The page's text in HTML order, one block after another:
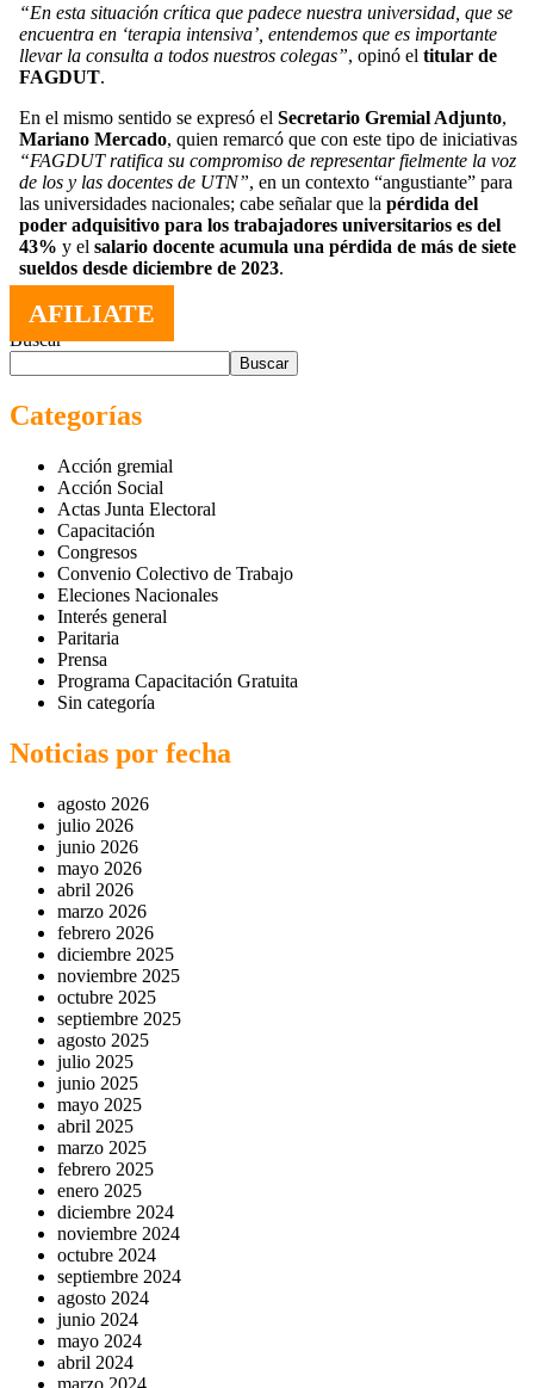
“En esta situación crítica que padece nuestra universidad, que se
encuentra en ‘terapia intensiva’, entendemos que es importante
llevar la consulta a todos nuestros colegas”, opinó el titular de
FAGDUT.
En el mismo sentido se expresó el Secretario Gremial Adjunto,
Mariano Mercado, quien remarcó que con este tipo de iniciativas
“FAGDUT ratifica su compromiso de representar fielmente la voz
de los y las docentes de UTN”, en un contexto “angustiante” para
las universidades nacionales; cabe señalar que la pérdida del
poder adquisitivo para los trabajadores universitarios es del
43% y el salario docente acumula una pérdida de más de siete
sueldos desde diciembre de 2023.
AFILIATE
Buscar
Buscar
Categorías
Acción gremial
Acción Social
Actas Junta Electoral
Capacitación
Congresos
Convenio Colectivo de Trabajo
Eleciones Nacionales
Interés general
Paritaria
Prensa
Programa Capacitación Gratuita
Sin categoría
Noticias por fecha
agosto 2026
julio 2026
junio 2026
mayo 2026
abril 2026
marzo 2026
febrero 2026
diciembre 2025
noviembre 2025
octubre 2025
septiembre 2025
agosto 2025
julio 2025
junio 2025
mayo 2025
abril 2025
marzo 2025
febrero 2025
enero 2025
diciembre 2024
noviembre 2024
octubre 2024
septiembre 2024
agosto 2024
junio 2024
mayo 2024
abril 2024
marzo 2024